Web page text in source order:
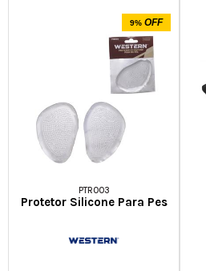
9% OFF
PTR003
Protetor Silicone Para Pes